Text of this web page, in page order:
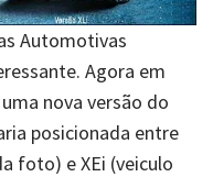
Automotivas
Agora em
nova versão do
posicionada entre
foto) e XEi (veiculo